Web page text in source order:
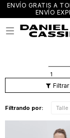
ENVÍO GRATIS A
ENVÍO

Filtrando por: Talle